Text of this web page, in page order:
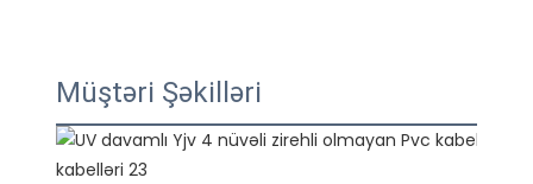
Müştəri Şəkilləri